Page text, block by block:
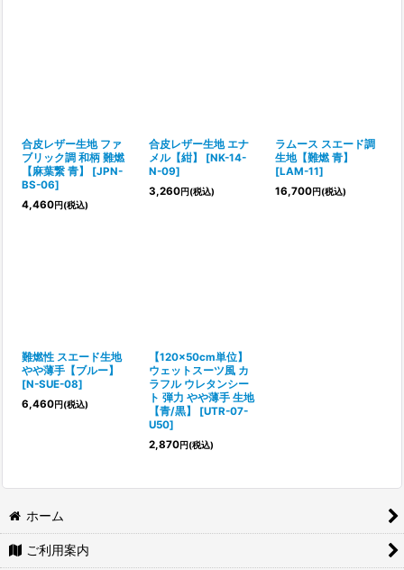
合皮レザー生地 ファ
ブリック調 和柄 難燃
【麻葉繋 青】
[JPN-
BS-06]
4,460円(税込)
合皮レザー生地 エナ
メル【紺】
[NK-14-
N-09]
3,260円(税込)
ラムース スエード調
生地【難燃 青】
[LAM-11]
16,700円(税込)
難燃性 スエード生地
やや薄手【ブルー】
[N-SUE-08]
6,460円(税込)
【120×50cm単位】
ウェットスーツ風 カ
ラフル ウレタンシー
ト 弾力 やや薄手 生地
【青/黒】
[UTR-07-
U50]
2,870円(税込)
ホーム
ご利用案内